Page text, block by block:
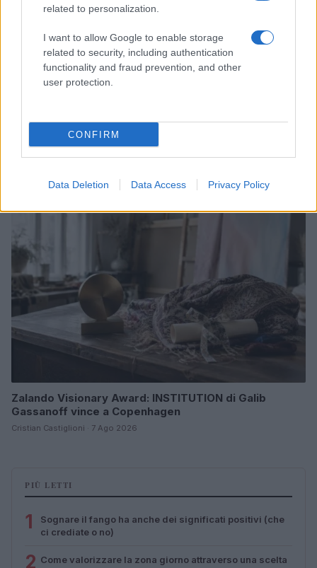
related to personalization.
I want to allow Google to enable storage
related to security, including authentication
functionality and fraud prevention, and other
user protection.
CONFIRM
Data Deletion Data Access Privacy Policy
Scopri Rocca San Giovanni, il borgo abruzzese tra
Zalando Visionary Award: INSTITUTION di Galib
Gassanoff vince a Copenhagen
Cristian Castiglioni · 7 Ago 2026
PIÙ LETTI
1
Sognare il fango ha anche dei significati positivi (che
ci crediate o no)
2 Come valorizzare la zona giorno attraverso una scelta